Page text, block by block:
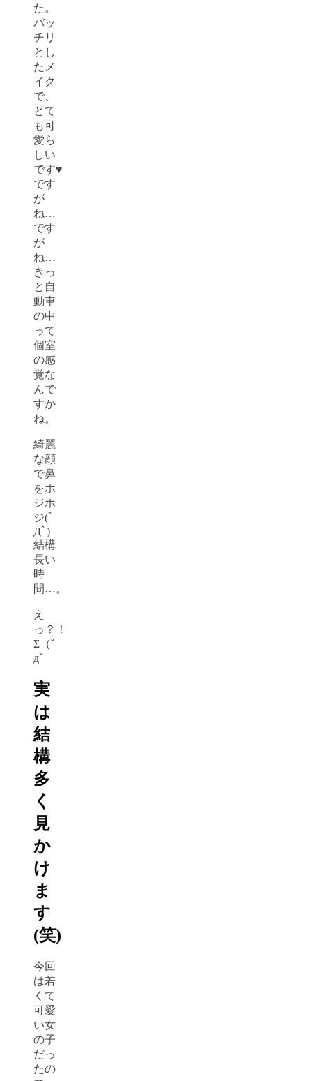
た。
バッ
チリ
とし
たメ
イク
で、
とて
も可
愛ら
しい
です♥
です
が
ね…
です
が
ね…
きっ
と自
動車
の中
って
個室
の感
覚な
んで
すか
ね。
綺麗
な顔
で鼻
をホ
ジホ
ジ(ﾟ
Дﾟ)
結構
長い
時
間…。
え
っ？！
Σ（ﾟ
дﾟ
実
は
結
構
多
く
見
か
け
ま
す
(笑)
今回
は若
くて
可愛
い女
の子
だっ
たの